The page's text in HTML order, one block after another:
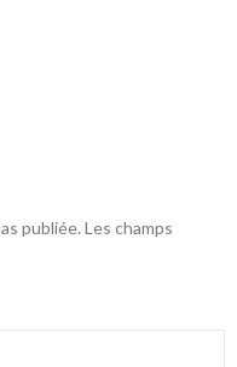
publiée. Les champs